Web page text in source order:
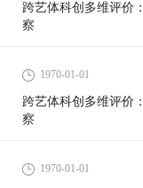
跨艺体科创多维评价
察
1970-01-01
跨艺体科创多维评价
察
1970-01-01